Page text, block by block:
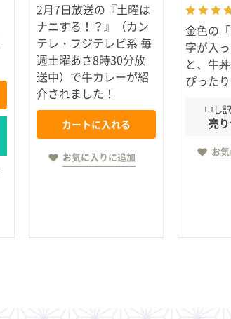
2月7日放送の『土曜は
ナニする！？』（カン
テレ・フジテレビ系 毎
週土曜あさ8時30分放
送中）で牛カレーが紹
介されました！
カートに入れる
お気に入りに追加
金色の
字が入
と、牛
ぴった
申し
売
お